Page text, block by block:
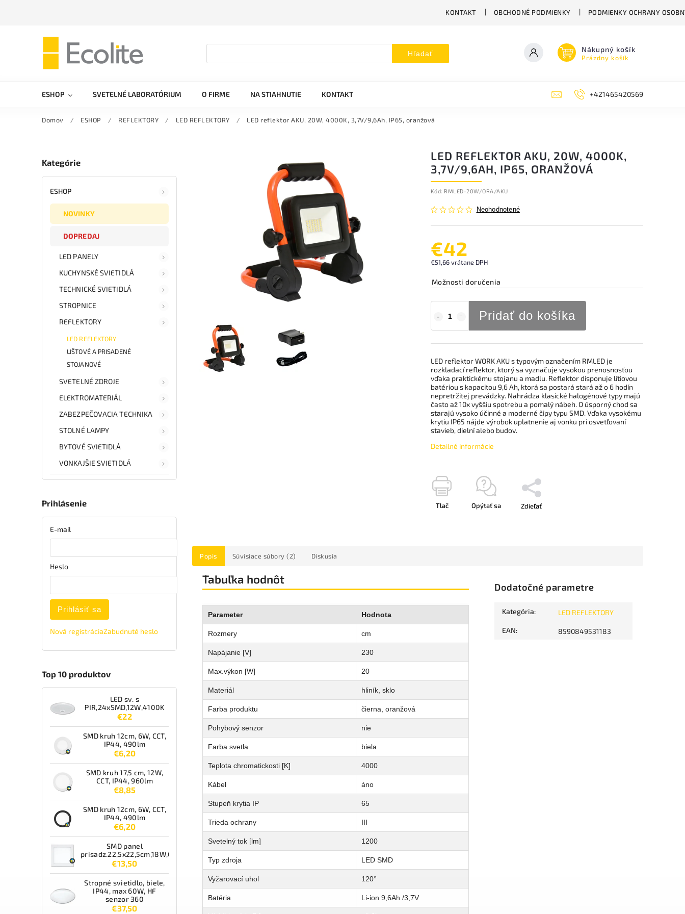
KONTAKT OBCHODNÉ PODMIENKY PODMIENKY OCHRANY
Hľadať Nákupný košík
Prázdny košík
ESHOP SVETELNÉ LABORATÓRIUM O FIRME NA STIAHNUTIE KONTAKT +421465420569
Domov / ESHOP / REFLEKTORY / LED REFLEKTORY / LED reflektor AKU, 20W, 4000K, 3,7V/9,6Ah, IP65, oranžová
Kategórie
ESHOP
NOVINKY
DOPREDAJ
LED PANELY
KUCHYNSKÉ SVIETIDLÁ
TECHNICKÉ SVIETIDLÁ
STROPNICE
REFLEKTORY
LED REFLEKTORY
LIŠTOVÉ A PRISADENÉ
STOJANOVÉ
SVETELNÉ ZDROJE
ELEKTROMATERIÁL
ZABEZPEČOVACIA TECHNIKA
STOLNÉ LAMPY
BYTOVÉ SVIETIDLÁ
VONKAJŠIE SVIETIDLÁ
Prihlásenie
E-mail
Heslo
Prihlásiť sa
Nová registráciaZabudnuté heslo
Top 10 produktov
LED sv. s
PIR,24xSMD,12W,4100K
€22
SMD kruh 12cm, 6W, CCT,
IP44, 490lm
€6,20
SMD kruh 17,5 cm, 12W,
CCT, IP44, 960lm
€8,85
SMD kruh 12cm, 6W, CCT,
IP44, 490lm
€6,20
SMD panel
prisadz.22,5x22,5cm,18W,CCT,IP44,1550lm
€13,50
Stropné svietidlo, biele,
IP44, max 60W, HF
senzor 360
€37,50
LED REFLEKTOR AKU, 20W, 4000K,
3,7V/9,6AH, IP65, ORANŽOVÁ
Kód: RMLED-20W/ORA/AKU
Neohodnotené
€42
€51,66 vrátane DPH
Možnosti doručenia
Pridať do košíka
LED reflektor WORK AKU s typovým označením RMLED je
rozkladací reflektor, ktorý sa vyznačuje vysokou prenosnosťou
vďaka praktickému stojanu a madlu. Reflektor disponuje lítiovou
batériou s kapacitou 9,6 Ah, ktorá sa postará stará až o 6 hodín
nepretržitej prevádzky. Nahrádza klasické halogénové typy majú
často až 10x vyššiu spotrebu a pomalý nábeh. O úsporný chod sa
starajú vysoko účinné a moderné čipy typu SMD. Vďaka vysokému
krytiu IP65 nájde výrobok uplatnenie aj vonku pri osvetľovaní
stavieb, dielní alebo budov.
Detailné informácie
Tlač Opýtať sa Zdieľať
Popis Súvisiace súbory (2) Diskusia
Tabuľka hodnôt
Parameter Hodnota
Rozmery cm
Napájanie [V] 230
Max.výkon [W] 20
Materiál hliník, sklo
Farba produktu čierna, oranžová
Pohybový senzor nie
Farba svetla biela
Teplota chromatickosti [K] 4000
Kábel áno
Stupeň krytia IP 65
Trieda ochrany III
Svetelný tok [lm] 1200
Typ zdroja LED SMD
Vyžarovací uhol 120°
Batéria Li-ion 9,6Ah /3,7V
Dodatočné parametre
Kategória: LED REFLEKTORY
EAN: 8590849531183